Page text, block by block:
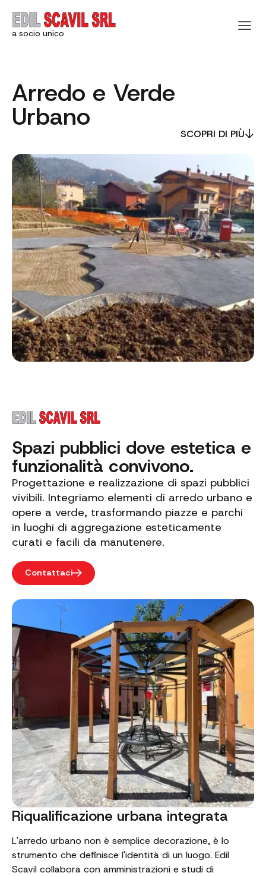
a socio unico
Arredo e Verde
Urbano
SCOPRI DI PIÙ
Spazi pubblici dove estetica e
funzionalità convivono.
Progettazione e realizzazione di spazi pubblici
vivibili. Integriamo elementi di arredo urbano e
opere a verde, trasformando piazze e parchi
in luoghi di aggregazione esteticamente
curati e facili da manutenere.
Contattaci
Riqualificazione urbana integrata
L'arredo urbano non è semplice decorazione, è lo
strumento che definisce l'identità di un luogo. Edil
Scavil collabora con amministrazioni e studi di